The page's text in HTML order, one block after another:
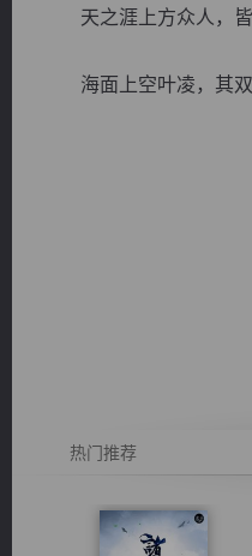
天之涯上方众人，皆
海面上空叶凌，其双
热门推荐